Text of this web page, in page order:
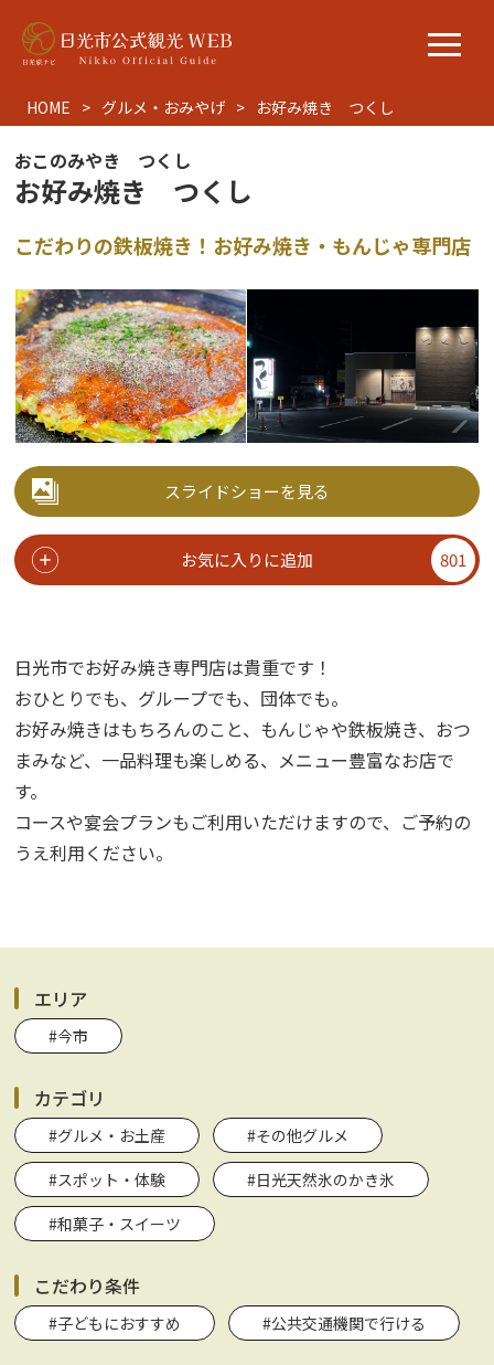
HOME グルメ・おみやげ お好み焼き つくし
おこのみやき つくし
お好み焼き つくし
こだわりの鉄板焼き！お好み焼き・もんじゃ専門店
スライドショーを見る
お気に入りに追加 801
日光市でお好み焼き専門店は貴重です！
おひとりでも、グループでも、団体でも。
お好み焼きはもちろんのこと、もんじゃや鉄板焼き、おつ
まみなど、一品料理も楽しめる、メニュー豊富なお店で
す。
コースや宴会プランもご利用いただけますので、ご予約の
うえ利用ください。
エリア
#今市
カテゴリ
#グルメ・お土産
#その他グルメ
#スポット・体験
#日光天然氷のかき氷
#和菓子・スイーツ
こだわり条件
#子どもにおすすめ #公共交通機関で行ける